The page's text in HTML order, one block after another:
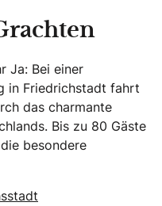
Ja: Bei einer
in Friedrichstadt fahrt
das charmante
Bis zu 80 Gäste
besondere